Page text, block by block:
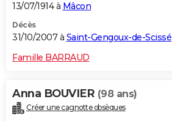
13/07/1914 à Mâcon
Décès
31/10/2007 à Saint-Gengoux-de-Scissé
Famille BARRAUD
Anna BOUVIER (98 ans)
Créer une cagnotte obsèques